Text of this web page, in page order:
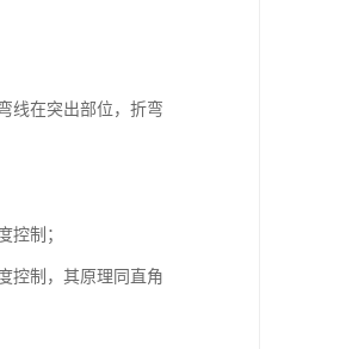
线在突出部位，折弯
控制；
控制，其原理同直角